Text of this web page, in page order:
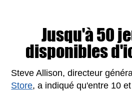
Jusqu'à 50
disponibles
Steve Allison, directeur
Store, a indiqué qu'entre 10